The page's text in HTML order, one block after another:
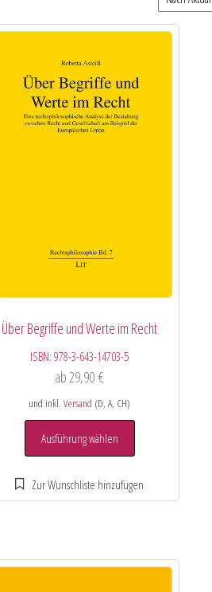
Über Begriffe und Werte im Recht
ISBN:978-3-643-14703-5
ab29,90€
und inkl.Versand (D, A, CH)
Ausführung wählen